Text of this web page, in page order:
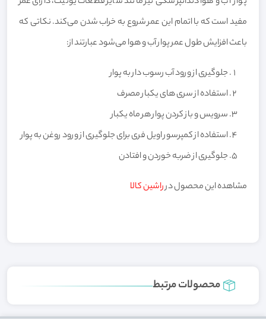
مفید است که با اتمام این عمر شروع به خراب شدن می‌کند. نکاتی که
باعث افزایش طول عمر پوار آب و هوا می‌شود عبارتند از:
جلوگیری از ورود آب رسوب دار به پوار
استفاده از سری های یکبار مصرف
سرویس و باز کردن پوار هر ماه یکبار
استفاده از کمپرسور اویل فری برای جلوگیری از ورود روغن به پوار
جلوگیری از ضربه خوردن و افتادن
مشاهده این محصول درراشین کالا
محصولات مرتبط